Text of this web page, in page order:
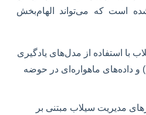
است که می‌تواند الهام‌بخش
با استفاده از مدل‌های یادگیری
عمیق (Deep Learning) و داده‌های ماهواره‌ای در حوضه
مدیریت سیلاب مبتنی بر